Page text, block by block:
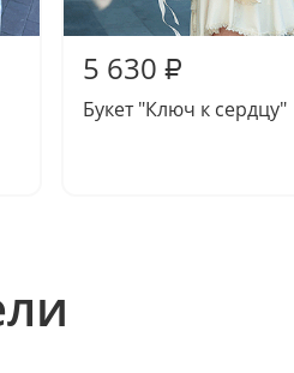
5 630 ₽
Букет "Ключ к сердцу"